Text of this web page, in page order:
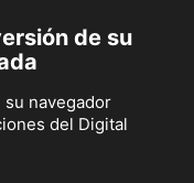
de su
su navegador
del Digital